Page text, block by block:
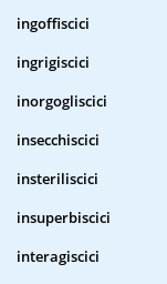
ingoffiscici
ingrigiscici
inorgogliscici
insecchiscici
insteriliscici
insuperbiscici
interagiscici